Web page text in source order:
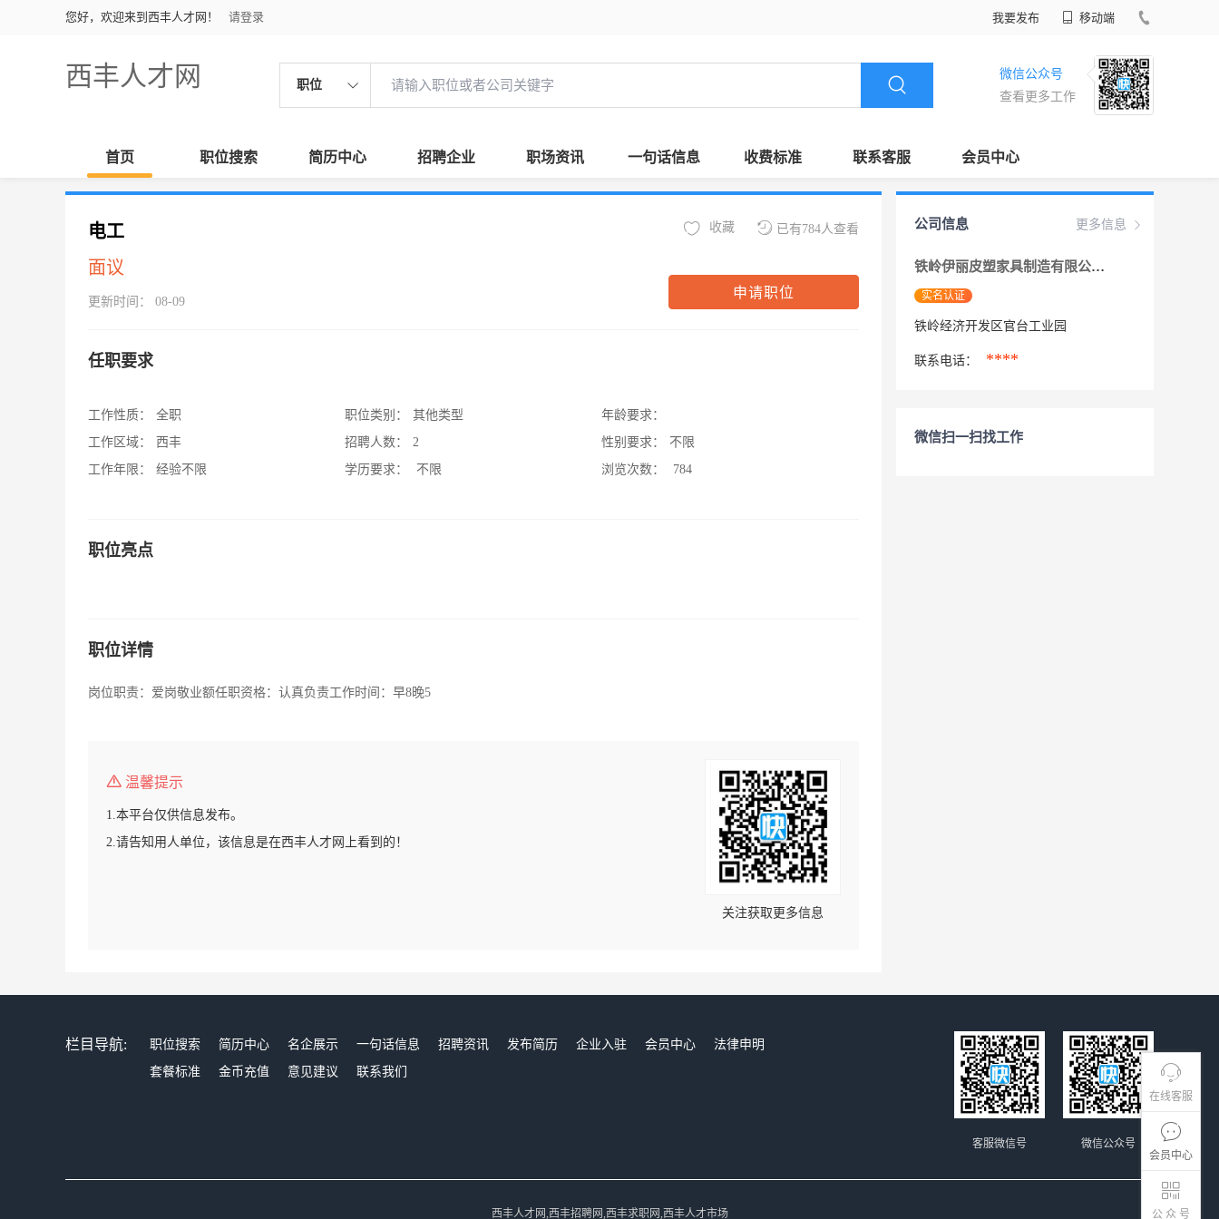
您好，欢迎来到西丰人才网！ 请登录 我要发布 移动端
西丰人才网 职位
微信公众号
查看更多工作
首页 职位搜索 简历中心 招聘企业 职场资讯 一句话信息 收费标准 联系客服 会员中心
在线客服
会员中心
公 众 号
电工
面议
更新时间： 08-09
已有784人查看
收藏
申请职位
任职要求
工作性质：
全职
工作区域：
西丰
工作年限：
经验不限
职位类别：
其他类型
招聘人数：
2
学历要求：
不限
年龄要求：
性别要求：
不限
浏览次数：
784
职位亮点
职位详情
岗位职责：爱岗敬业额任职资格：认真负责工作时间：早8晚5
温馨提示
1.本平台仅供信息发布。
2.请告知用人单位，该信息是在西丰人才网上看到的！
关注获取更多信息
更多信息
公司信息
铁岭伊丽皮塑家具制造有限公司
实名认证
铁岭经济开发区官台工业园
联系电话： ****
微信扫一扫找工作
栏目导航: 职位搜索 简历中心 名企展示 一句话信息 招聘资讯 发布简历 企业入驻 会员中心
法律申明
套餐标准
金币充值 意见建议 联系我们
微信公众号
客服微信号
西丰人才网,西丰招聘网,西丰求职网,西丰人才市场